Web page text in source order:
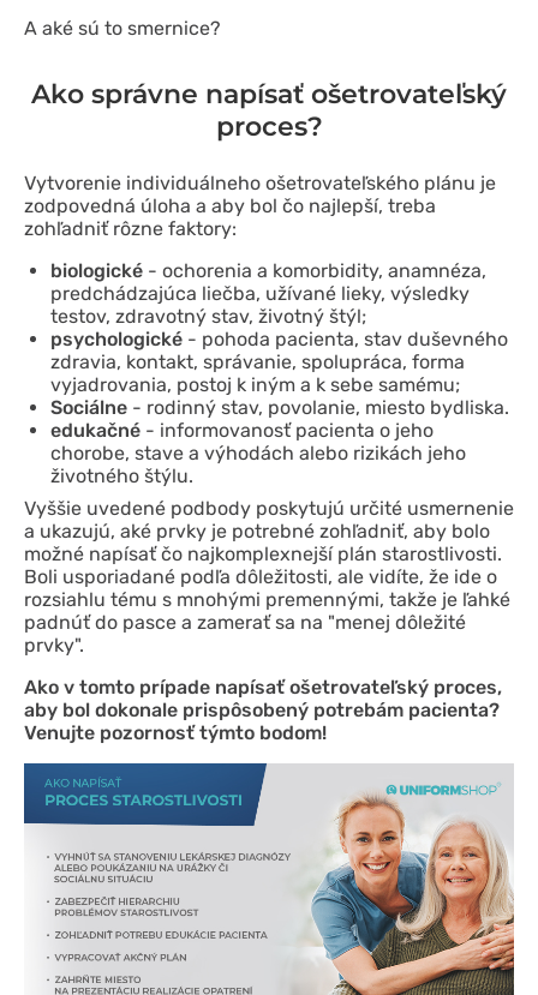
A aké sú to smernice?
Ako správne napísať ošetrovateľský
proces?
Vytvorenie individuálneho ošetrovateľského plánu je
zodpovedná úloha a aby bol čo najlepší, treba
zohľadniť rôzne faktory:
biologické - ochorenia a komorbidity, anamnéza,
predchádzajúca liečba, užívané lieky, výsledky
testov, zdravotný stav, životný štýl;
psychologické - pohoda pacienta, stav duševného
zdravia, kontakt, správanie, spolupráca, forma
vyjadrovania, postoj k iným a k sebe samému;
Sociálne - rodinný stav, povolanie, miesto bydliska.
edukačné - informovanosť pacienta o jeho
chorobe, stave a výhodách alebo rizikách jeho
životného štýlu.
Vyššie uvedené podbody poskytujú určité usmernenie
a ukazujú, aké prvky je potrebné zohľadniť, aby bolo
možné napísať čo najkomplexnejší plán starostlivosti.
Boli usporiadané podľa dôležitosti, ale vidíte, že ide o
rozsiahlu tému s mnohými premennými, takže je ľahké
padnúť do pasce a zamerať sa na "menej dôležité
prvky".
Ako v tomto prípade napísať ošetrovateľský proces,
aby bol dokonale prispôsobený potrebám pacienta?
Venujte pozornosť týmto bodom!